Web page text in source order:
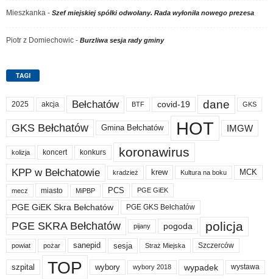
Mieszkanka - Szef miejskiej spółki odwołany. Rada wyłoniła nowego prezesa
Piotr z Domiechowic - Burzliwa sesja rady gminy
TAGI
2025 akcja Bełchatów BTF covid-19 dane GKS
GKS Bełchatów Gmina Bełchatów HOT IMGW
kolizja koncert konkurs koronawirus
KPP w Bełchatowie kradzież krew Kultura na boku MCK
mecz miasto MiPBP PCS PGE GiEK
PGE GiEK Skra Bełchatów PGE GKS Bełchatów
PGE SKRA Bełchatów pijany pogoda policja
powiat pożar sanepid sesja Straż Miejska Szczerców
szpital TOP wybory wybory 2018 wypadek wystawa